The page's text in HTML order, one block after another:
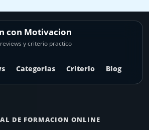
con Motivacion
y criterio practico
Categorias Criterio Blog
DE FORMACION ONLINE